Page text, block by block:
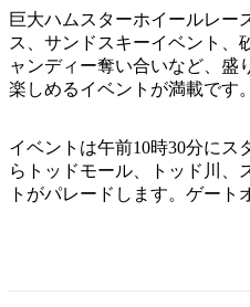
地
域
と
に
散
旅
を
計
画
巨大ハムスターホイールレー
ス、サンドスキーイベント、
ャンディー奪い合いなど、盛
楽しめるイベントが満載です。
イベントは午前10時30分にス
らトッドモール、トッド川、
トがパレードします。ゲート